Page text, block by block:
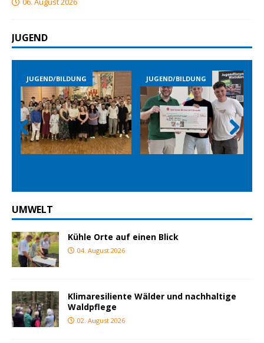
JUGEND
JUGEND/BILDUNG JUGEND/BILDUNG
Prev
ious
Nex
t
UMWELT
Kühle Orte auf einen Blick
04. August 2026
Klimaresiliente Wälder und nachhaltige
Waldpflege
02. August 2026